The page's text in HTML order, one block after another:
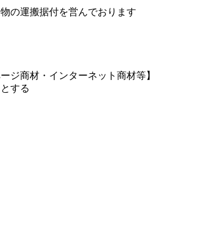
の運搬据付を営んでおります
ジ商材・インターネット商材等】
する